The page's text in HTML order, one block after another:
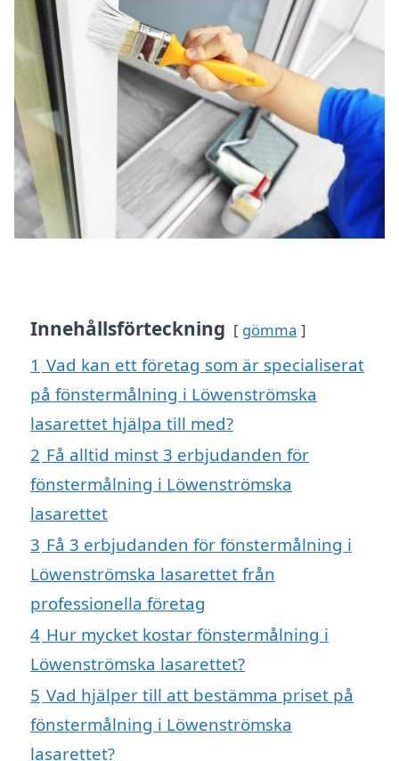
Innehållsförteckning gömma
1 Vad kan ett företag som är specialiserat
på fönstermålning i Löwenströmska
lasarettet hjälpa till med?
2 Få alltid minst 3 erbjudanden för
fönstermålning i Löwenströmska
lasarettet
3 Få 3 erbjudanden för fönstermålning i
Löwenströmska lasarettet från
professionella företag
4 Hur mycket kostar fönstermålning i
Löwenströmska lasarettet?
5 Vad hjälper till att bestämma priset på
fönstermålning i Löwenströmska
lasarettet?